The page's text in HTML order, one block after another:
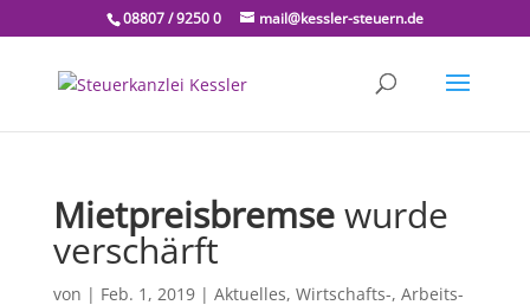
08807 / 9250 0 mail@kessler-steuern.de
Mietpreisbremsewurde
verschärft
von | Feb. 1, 2019| Aktuelles, Wirtschafts-, Arbeits-